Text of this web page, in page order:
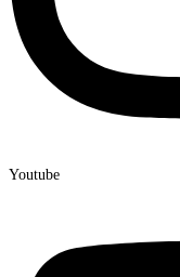
Youtube